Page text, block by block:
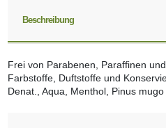
Beschreibung
Frei von Parabenen, Paraffinen
Farbstoffe, Duftstoffe und
Denat., Aqua, Menthol, Pinus